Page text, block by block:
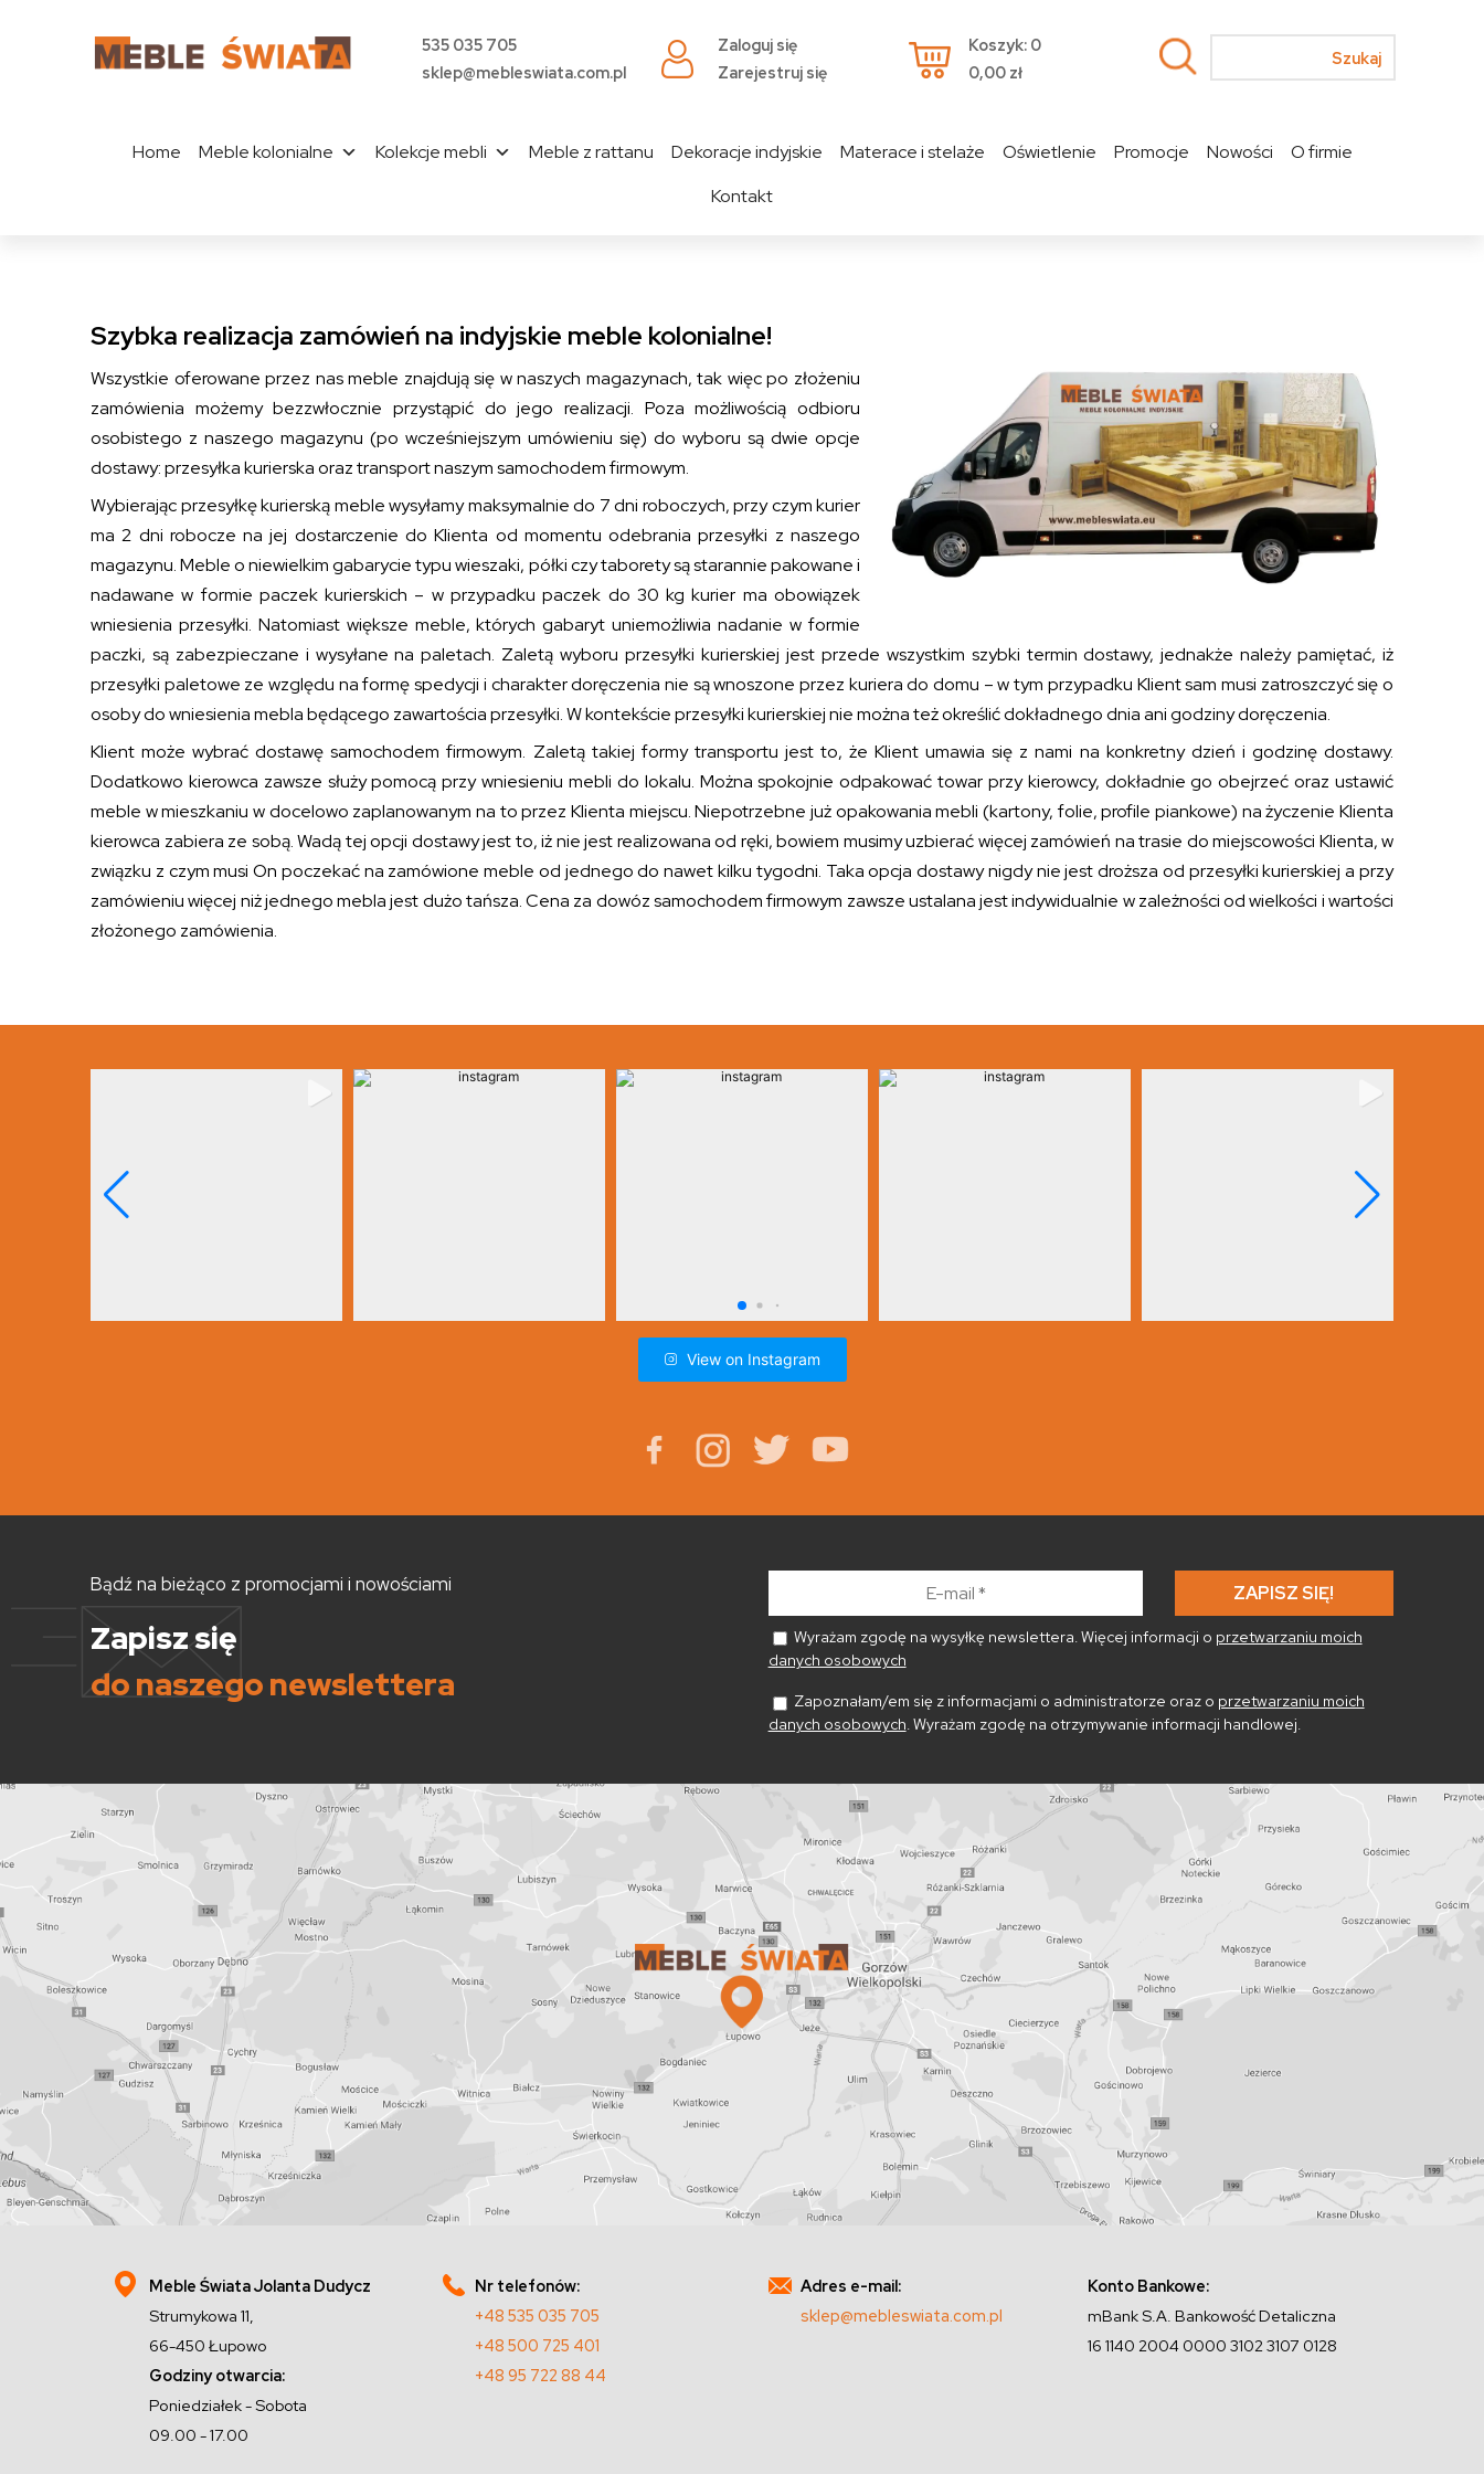
535 035 705
sklep@mebleswiata.com.pl
Zaloguj się
Zarejestruj się
Koszyk: 0
0,00 zł
Home Meble kolonialne Kolekcje mebli Meble z rattanu Dekoracje indyjskie Materace i stelaże Oświetlenie Promocje Nowości
O firmie
Kontakt
Szybka realizacja zamówień na indyjskie meble kolonialne!
Wszystkie oferowane przez nas meble znajdują się w naszych magazynach, tak więc po złożeniu
zamówienia możemy bezzwłocznie przystąpić do jego realizacji. Poza możliwością odbioru
osobistego z naszego magazynu (po wcześniejszym umówieniu się) do wyboru są dwie opcje
dostawy: przesyłka kurierska oraz transport naszym samochodem firmowym.
Wybierając przesyłkę kurierską meble wysyłamy maksymalnie do 7 dni roboczych, przy czym kurier
ma 2 dni robocze na jej dostarczenie do Klienta od momentu odebrania przesyłki z naszego
magazynu. Meble o niewielkim gabarycie typu wieszaki, półki czy taborety są starannie pakowane i
nadawane w formie paczek kurierskich – w przypadku paczek do 30 kg kurier ma obowiązek
wniesienia przesyłki. Natomiast większe meble, których gabaryt uniemożliwia nadanie w formie
paczki, są zabezpieczane i wysyłane na paletach. Zaletą wyboru przesyłki kurierskiej jest przede wszystkim szybki termin dostawy, jednakże należy pamiętać, iż
przesyłki paletowe ze względu na formę spedycji i charakter doręczenia nie są wnoszone przez kuriera do domu – w tym przypadku Klient sam musi zatroszczyć się o
osoby do wniesienia mebla będącego zawartościa przesyłki. W kontekście przesyłki kurierskiej nie można też określić dokładnego dnia ani godziny doręczenia.
Klient może wybrać dostawę samochodem firmowym. Zaletą takiej formy transportu jest to, że Klient umawia się z nami na konkretny dzień i godzinę dostawy.
Dodatkowo kierowca zawsze służy pomocą przy wniesieniu mebli do lokalu. Można spokojnie odpakować towar przy kierowcy, dokładnie go obejrzeć oraz ustawić
meble w mieszkaniu w docelowo zaplanowanym na to przez Klienta miejscu. Niepotrzebne już opakowania mebli (kartony, folie, profile piankowe) na życzenie Klienta
kierowca zabiera ze sobą. Wadą tej opcji dostawy jest to, iż nie jest realizowana od ręki, bowiem musimy uzbierać więcej zamówień na trasie do miejscowości Klienta, w
związku z czym musi On poczekać na zamówione meble od jednego do nawet kilku tygodni. Taka opcja dostawy nigdy nie jest droższa od przesyłki kurierskiej a przy
zamówieniu więcej niż jednego mebla jest dużo tańsza. Cena za dowóz samochodem firmowym zawsze ustalana jest indywidualnie w zależności od wielkości i wartości
złożonego zamówienia.
View on Instagram
Bądź na bieżąco z promocjami i nowościami
Zapisz się
do naszego newslettera
Wyrażam zgodę na wysyłkę newslettera. Więcej informacji o przetwarzaniu moich
danych osobowych
Zapoznałam/em się z informacjami o administratorze oraz o przetwarzaniu moich
danych osobowych . Wyrażam zgodę na otrzymywanie informacji handlowej.
Meble Świata Jolanta Dudycz
Strumykowa 11,
66-450 Łupowo
Godziny otwarcia:
Poniedziałek - Sobota
09.00 - 17.00
Nr telefonów:
+48 535 035 705
+48 500 725 401
+48 95 722 88 44
Adres e-mail:
sklep@mebleswiata.com.pl
Konto Bankowe:
mBank S.A. Bankowość Detaliczna
16 1140 2004 0000 3102 3107 0128